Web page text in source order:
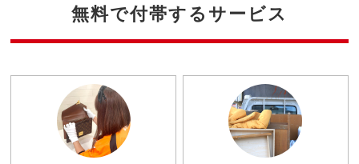
無料で付帯するサービス